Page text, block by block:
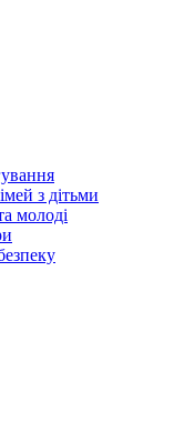
з дітьми
молоді